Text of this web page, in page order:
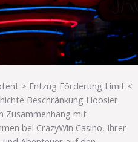
> Entzug Förderung Limit <
Beschränkung Hoosier
Zusammenhang mit
bei CrazyWin Casino, Ihrer